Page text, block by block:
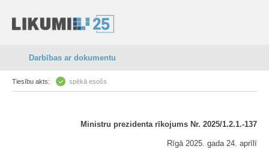
Darbības ar dokumentu
Tiesību akts: spēkā esošs
Ministru prezidenta rīkojums Nr. 2025/1.2.1.-137
Rīgā 2025. gada 24. aprīlī